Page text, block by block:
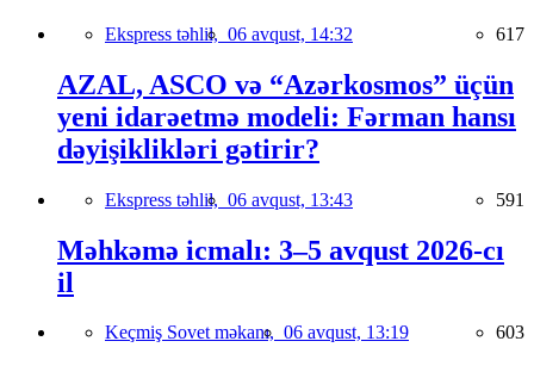
Ekspress təhlil, 06 avqust, 14:32 617
AZAL, ASCO və “Azərkosmos” üçün
yeni idarəetmə modeli: Fərman hansı
dəyişiklikləri gətirir?
Ekspress təhlil, 06 avqust, 13:43 591
Məhkəmə icmalı: 3–5 avqust 2026-cı
il
Keçmiş Sovet məkanı, 06 avqust, 13:19 603